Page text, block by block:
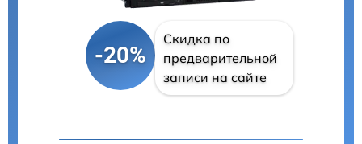
-20%
Скидка по
предварительной
записи на сайте